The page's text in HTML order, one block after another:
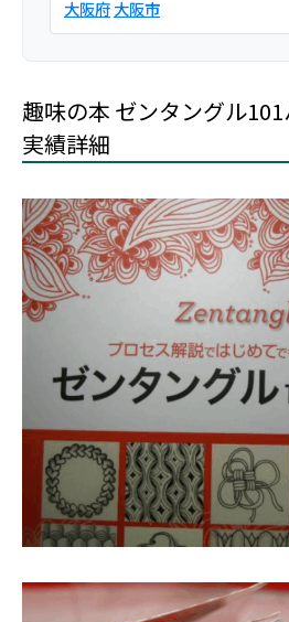
大阪府大阪市
趣味の本 ゼンタングル
実績詳細